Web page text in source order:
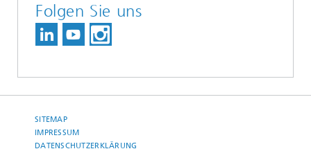
Folgen Sie uns
SITEMAP
IMPRESSUM
DATENSCHUTZERKLÄRUNG